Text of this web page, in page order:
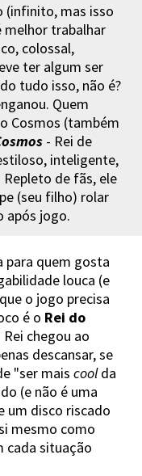
(infinito, mas isso
melhor trabalhar
colossal,
ter algum ser
tudo isso, não é?
Quem
Cosmos (também
- Rei de
inteligente,
de fãs, ele
(seu filho) rolar
após jogo.
para quem gosta
louca (e
o jogo precisa
é o Rei do
chegou ao
descansar, se
"ser maiscoolda
(e não é uma
um disco riscado
mesmo como
cada situação